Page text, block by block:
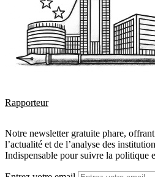
Rapporteur
Notre newsletter gratuite phare,
l’actualité et de l’analyse des
Indispensable pour suivre la politique